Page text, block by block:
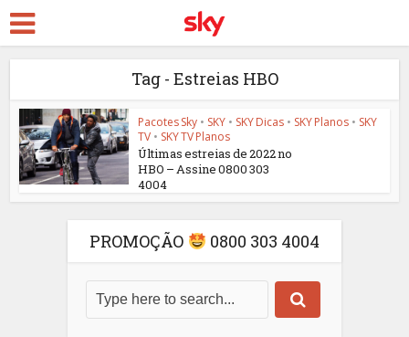
Tag - Estreias HBO
Pacotes Sky • SKY • SKY Dicas • SKY Planos • SKY
TV • SKY TV Planos
Últimas estreias de 2022 no
HBO – Assine 0800 303
4004
PROMOÇÃO 0800 303 4004